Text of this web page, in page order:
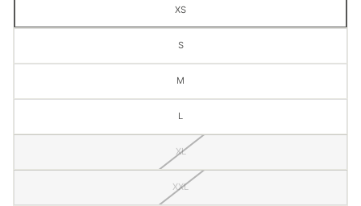
Professional
NegroMilitar
XS
S
M
L
XL
XXL